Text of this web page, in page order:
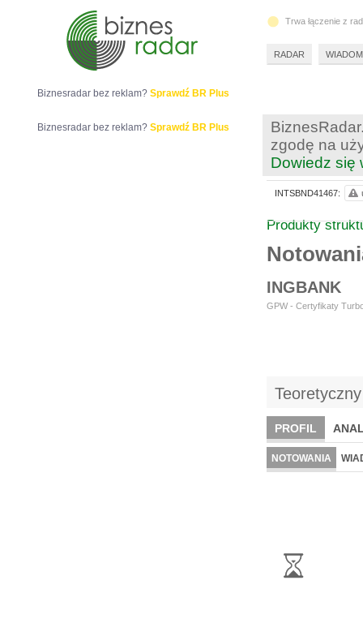
zgodę na
Dowiedz się
Produkty
INGBANK
GPW - Certyfikaty
PROFIL
NOTOWANIA
INTSBND41467:
Biznesradar bez reklam? Sprawdź BR Plus
Biznesradar bez reklam? Sprawdź BR Plus
Trwa łączenie z
RADAR